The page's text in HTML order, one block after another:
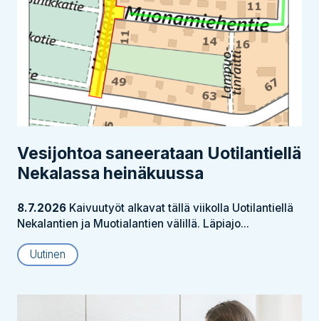
Vesijohtoa saneerataan Uotilantiellä
Nekalassa heinäkuussa
8.7.2026 Kaivuutyöt alkavat tällä viikolla Uotilantiellä
Nekalantien ja Muotialantien välillä. Läpiajo...
Uutinen